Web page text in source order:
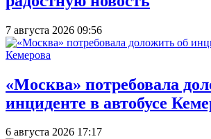
7 августа 2026 09:56
«Москва» потребовала
инциденте в автобусе
6 августа 2026 17:17